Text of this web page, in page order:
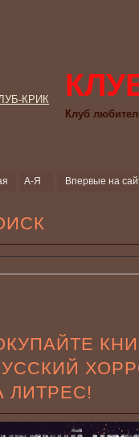
Клуб
А-Я Впервые на
ЛИТРЕС!